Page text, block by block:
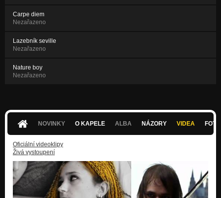
Carpe diem
Nezařazeno
Lazebník seville
Nezařazeno
Nature boy
Nezařazeno
NOVINKY O KAPELE ALBA NÁZORY VIDEA
Oficiální videoklipy
Živá vystoupení